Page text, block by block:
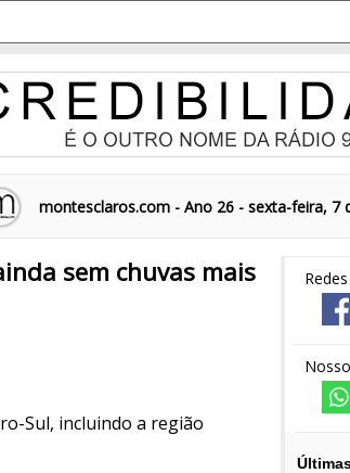
montesclaros.com - Ano 26 - sexta-feira, 7
sem chuvas mais
Sul, incluindo a região